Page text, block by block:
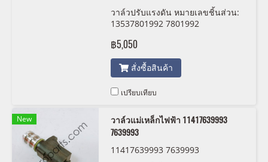
วาล์วปรับแรงดัน หมายเลขชิ้นส่วน:
13537801992 7801992
฿5,050
สั่งซื้อสินค้า
เปรียบเทียบ
New
วาล์วแม่เหล็กไฟฟ้า 11417639993
7639993
11417639993 7639993